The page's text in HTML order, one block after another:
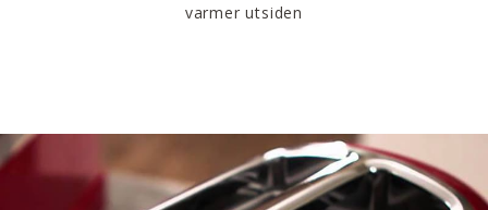
varmer utsiden